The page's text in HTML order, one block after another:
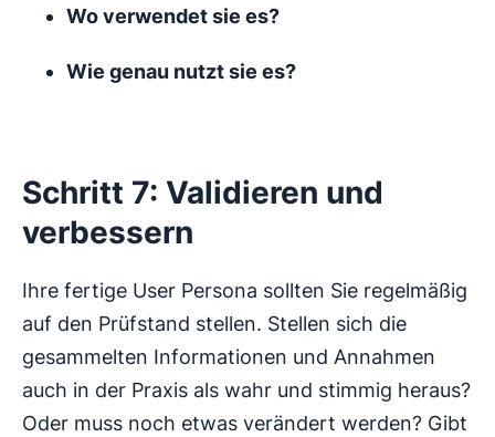
Wo verwendet sie es?
Wie genau nutzt sie es?
Schritt 7: Validieren und
verbessern
Ihre fertige User Persona sollten Sie regelmäßig
auf den Prüfstand stellen. Stellen sich die
gesammelten Informationen und Annahmen
auch in der Praxis als wahr und stimmig heraus?
Oder muss noch etwas verändert werden? Gibt